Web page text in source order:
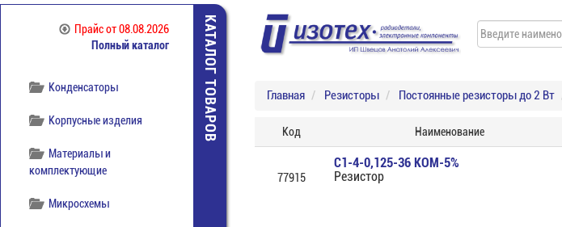
Прайсот 08.08.2026
Полный каталог
отечественная
Компоненты
Конденсаторы
Корпусные изделия
Материалы и
комплектующие
Микросхемы
КАТАЛОГ ТОВАРОВ Главная Резисторы Постоянные резисторы до 2 Вт
Код Наименование
77915
С1-4-0,125-36 КОМ-5%
Резистор